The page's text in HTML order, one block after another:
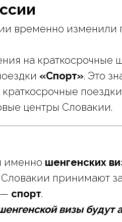
временно изменили
на краткосрочные
«Спорт». Это
центры Словакии.
именно шенгенских
принимают
— спорт.
визы будут